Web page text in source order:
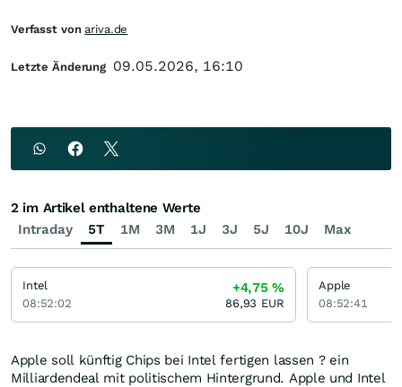
Apple soll künftig Chips bei Intel fertigen lassen ? ein
Milliardendeal mit politischem Hintergrund. Apple und Intel
Verfasst vonariva.de
Letzte Änderung 09.05.2026, 16:10
Intraday 5T 1M 3M 1J 3J 5J 10J Max
2 im Artikel enthaltene Werte
Intel
08:52:02
+4,75%
86,93 EUR
Apple
08:52:41